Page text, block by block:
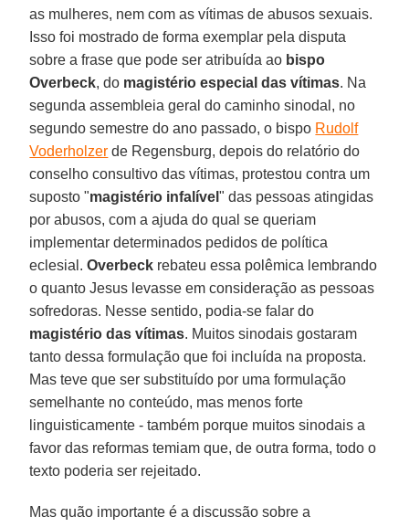
as mulheres, nem com as vítimas de abusos sexuais.
Isso foi mostrado de forma exemplar pela disputa
sobre a frase que pode ser atribuída ao bispo
Overbeck, do magistério especial das vítimas. Na
segunda assembleia geral do caminho sinodal, no
segundo semestre do ano passado, o bispo Rudolf
Voderholzer de Regensburg, depois do relatório do
conselho consultivo das vítimas, protestou contra um
suposto "magistério infalível" das pessoas atingidas
por abusos, com a ajuda do qual se queriam
implementar determinados pedidos de política
eclesial.Overbeck rebateu essa polêmica lembrando
o quanto Jesus levasse em consideração as pessoas
sofredoras. Nesse sentido, podia-se falar do
magistério das vítimas. Muitos sinodais gostaram
tanto dessa formulação que foi incluída na proposta.
Mas teve que ser substituído por uma formulação
semelhante no conteúdo, mas menos forte
linguisticamente - também porque muitos sinodais a
favor das reformas temiam que, de outra forma, todo o
texto poderia ser rejeitado.
Mas quão importante é a discussão sobre a